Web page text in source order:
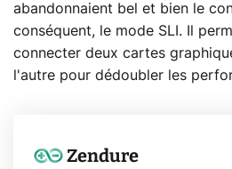
abandonnaient bel et bien le
conséquent, le mode SLI. Il
connecter deux cartes
l'autre pour dédoubler les
Zendure